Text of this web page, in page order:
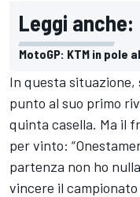
Leggi anche:
MotoGP: KTM in pole
In questa
punto al suo primo
quinta casella. Ma il
per vinto:
partenza non ho
vincere il